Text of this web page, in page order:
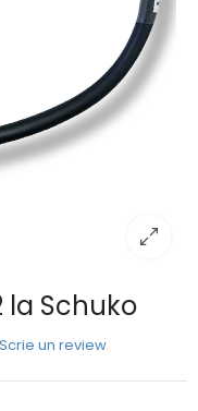
la Schuko
Scrie un review